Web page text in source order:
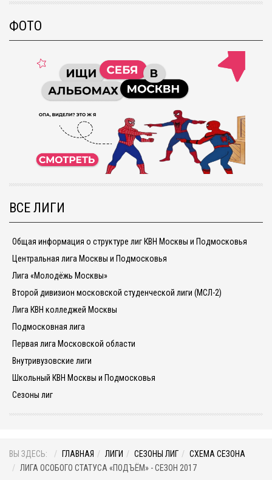
ФОТО
ВСЕ ЛИГИ
Общая информация о структуре лиг КВН Москвы и Подмосковья
Центральная лига Москвы и Подмосковья
Лига «Молодёжь Москвы»
Второй дивизион московской студенческой лиги (МСЛ-2)
Лига КВН колледжей Москвы
Подмосковная лига
Первая лига Московской области
Внутривузовские лиги
Школьный КВН Москвы и Подмосковья
Сезоны лиг
ВЫ ЗДЕСЬ: ГЛАВНАЯ ЛИГИ СЕЗОНЫ ЛИГ
СХЕМА СЕЗОНА
ЛИГА ОСОБОГО СТАТУСА «ПОДЪЁМ» - СЕЗОН 2017